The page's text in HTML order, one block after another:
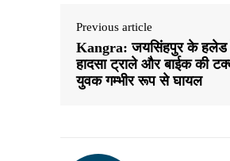
Previous article
Kangra: जयसिंहपुर के हलेड
हादसा ट्राले और बाईक की
युवक गम्भीर रूप से घायल